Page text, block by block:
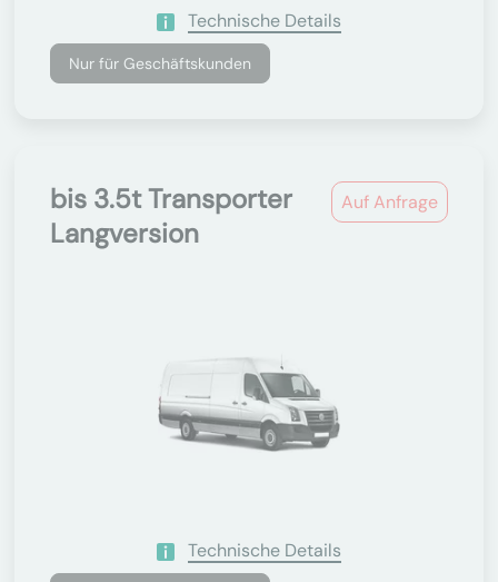
Technische Details
Nur für Geschäftskunden
Auf Anfrage
bis 3.5t Transporter
Langversion
Technische Details